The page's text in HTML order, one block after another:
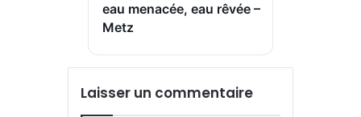
eau menacée, eau rêvée –
Metz
Laisser un commentaire